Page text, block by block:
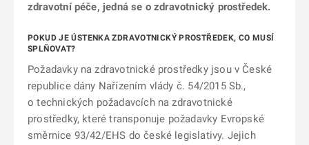
zdravotní péče, jedná se o zdravotnický prostředek.
POKUD JE ÚSTENKA ZDRAVOTNICKÝ PROSTŘEDEK, CO MUSÍ
SPLŇOVAT?
Požadavky na zdravotnické prostředky jsou v České
republice dány Nařízením vlády č. 54/2015 Sb.,
o technických požadavcích na zdravotnické
prostředky, které transponuje požadavky Evropské
směrnice 93/42/EHS do české legislativy. Jejich